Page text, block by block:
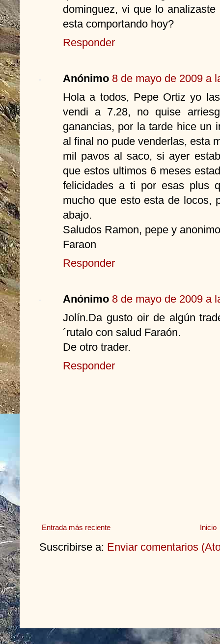
dominguez, vi que lo
esta comportando hoy?
Responder
Anónimo 8 de mayo de 2009 a
Hola a todos, Pepe Ortiz yo
vendi a 7.28, no quise
ganancias, por la tarde hice un
al final no pude venderlas, esta
mil pavos al saco, si ayer
que estos ultimos 6 meses
felicidades a ti por esas plus
mucho que esto esta de locos,
abajo.
Saludos Ramon, pepe y
Faraon
Responder
Anónimo 8 de mayo de 2009 a
Jolín.Da gusto oir de algún
´rutalo con salud Faraón.
De otro trader.
Responder
Entrada más reciente Inicio
Suscribirse a: Enviar comentarios